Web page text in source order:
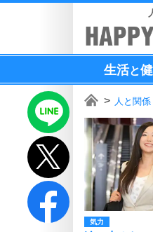
生活と
人と関係
気力